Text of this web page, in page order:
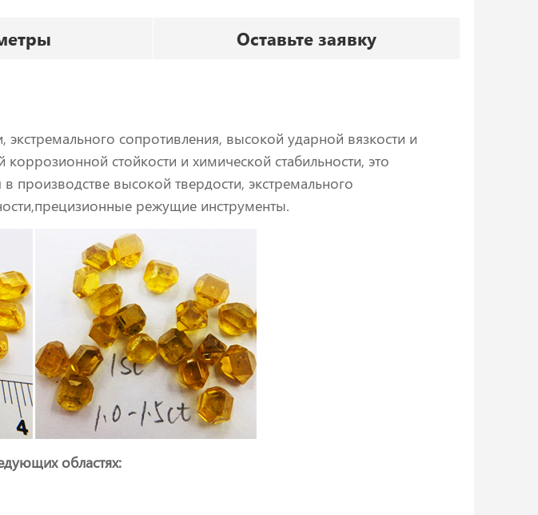
Оставьте заявку
сопротивления, высокой ударной вязкости и
стойкости и химической стабильности, это
производстве высокой твердости, экстремального
режущие инструменты.
областях: